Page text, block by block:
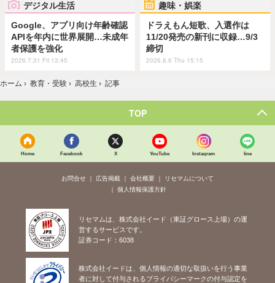
デジタル生活
Google、アプリ向け年齢確認
APIを年内に世界展開…未成年
者保護を強化
2026.7.31 Fri 13:45
趣味・娯楽
ドラえもん短歌、入選作は
11/20発売の新刊に収録…9/3
締切
2026.8.6 Thu 15:15
ホーム › 教育・受験 › 高校生 › 記事
TOP
Home Facebook X YouTube Instagram line
お問合せ 広告掲載 会社概要
リセマムについて
個人情報保護方針
リセマムは、株式会社イード（東証グロース上場）の運
営するサービスです。
証券コード：6038
株式会社イードは、個人情報の適切な取扱いを行う事業
者に対して付与されるプライバシーマークの付与認定を